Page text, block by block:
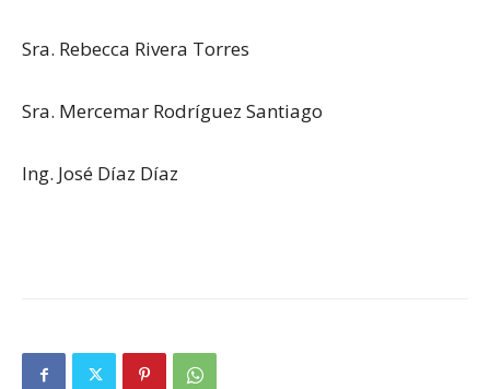
Sra. Rebecca Rivera Torres
Sra. Mercemar Rodríguez Santiago
Ing. José Díaz Díaz